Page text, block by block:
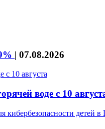
| 07.08.2026
воде с 10